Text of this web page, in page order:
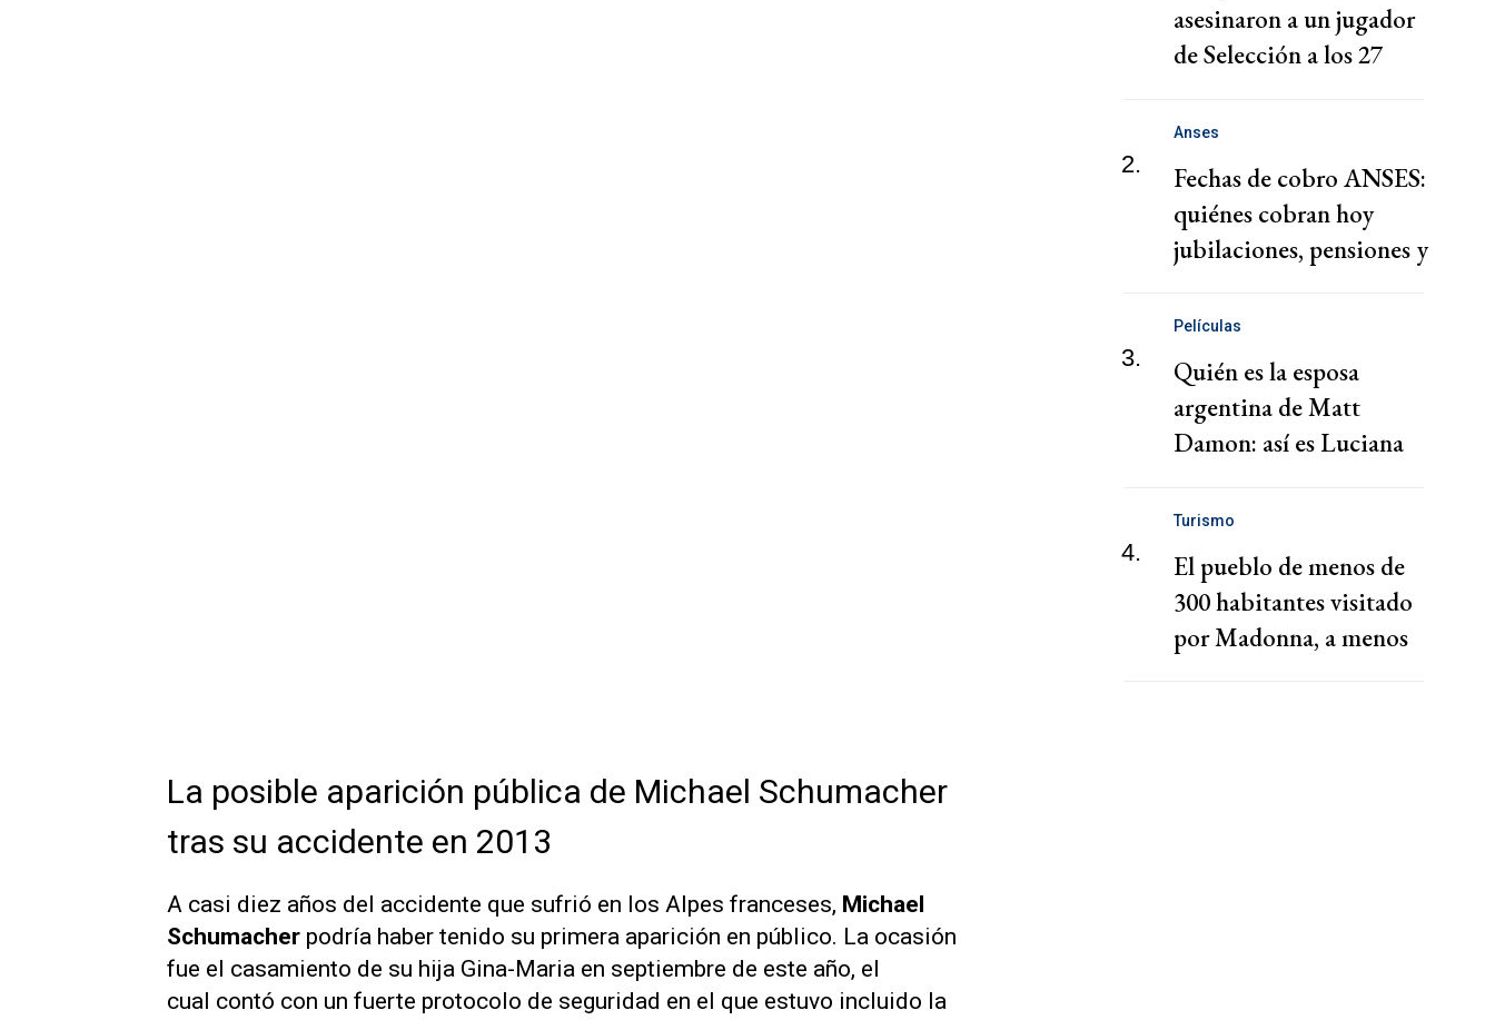
La posible aparición pública de Michael Schumacher
tras su accidente en 2013
A casi diez años del accidente que sufrió en los Alpes franceses, Michael
Schumacher podría haber tenido su primera aparición en público. La ocasión
fue el casamiento de su hija Gina-Maria en septiembre de este año, el
cual contó con un fuerte protocolo de seguridad en el que estuvo incluido la
asesinaron a un jugador
de Selección a los 27
2.
Anses
Fechas de cobro ANSES:
quiénes cobran hoy
jubilaciones, pensiones y
3.
Películas
Quién es la esposa
argentina de Matt
Damon: así es Luciana
4.
Turismo
El pueblo de menos de
300 habitantes visitado
por Madonna, a menos